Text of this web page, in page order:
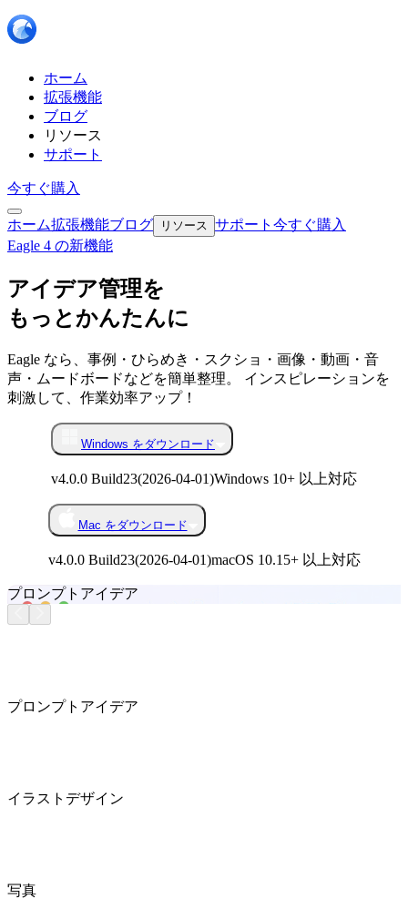
ホーム
拡張機能
ブログ
リソース
サポート
今すぐ購入
ホーム拡張機能ブログ リソース サポート 今すぐ購入
Eagle 4 の新機能
アイデア管理を
もっとかんたんに
Eagle なら、事例・ひらめき・スクショ・画像・動画・音
声・ムードボードなどを簡単整理。 インスピレーションを
刺激して、作業効率アップ！
Windows をダウンロード
v4.0.0 Build23(2026-04-01)Windows 10+ 以上対応
Mac をダウンロード
v4.0.0 Build23(2026-04-01)macOS 10.15+ 以上対応
プロンプトアイデア
プロンプトアイデア
イラストデザイン
写真